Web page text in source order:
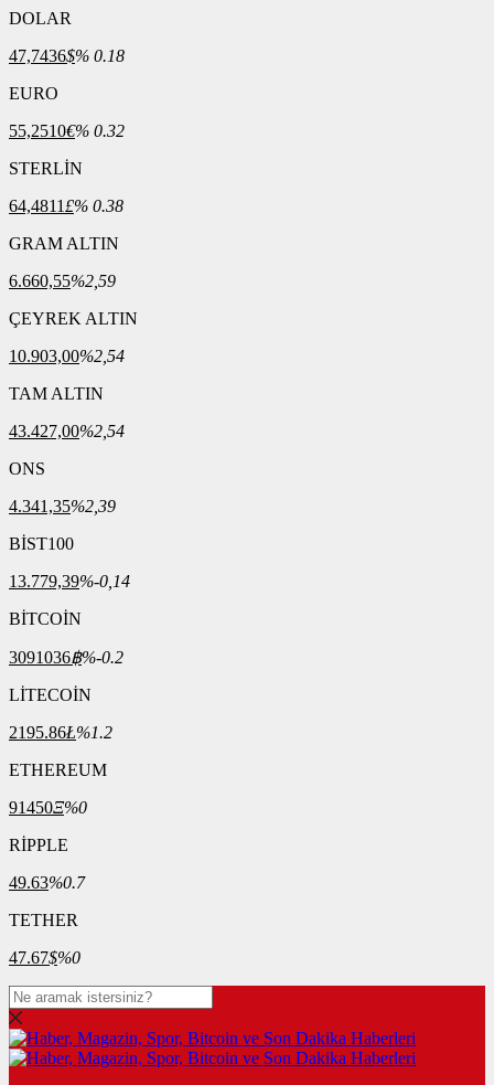
DOLAR
47,7436$% 0.18
EURO
55,2510€% 0.32
STERLİN
64,4811£% 0.38
GRAM ALTIN
6.660,55%2,59
ÇEYREK ALTIN
10.903,00%2,54
TAM ALTIN
43.427,00%2,54
ONS
4.341,35%2,39
BİST100
13.779,39%-0,14
BİTCOİN
3091036฿%-0.2
LİTECOİN
2195.86Ł%1.2
ETHEREUM
91450Ξ%0
RİPPLE
49.63%0.7
TETHER
47.67$%0